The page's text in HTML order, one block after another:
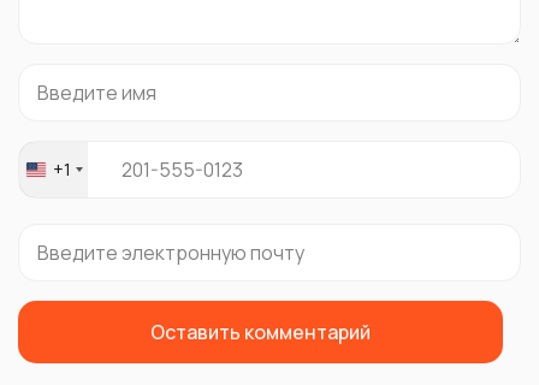
United
+1
Оставить комментарий